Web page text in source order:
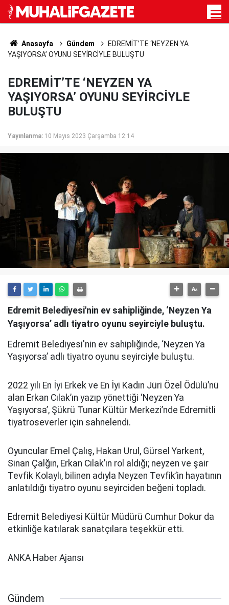
Anasayfa Gündem
EDREMİT’TE ‘NEYZEN YA
YAŞIYORSA’ OYUNU SEYİRCİYLE BULUŞTU
EDREMİT’TE ‘NEYZEN YA
YAŞIYORSA’ OYUNU SEYİRCİYLE
BULUŞTU
Yayınlanma: 10 Mayıs 2023 Çarşamba 12:14
Edremit Belediyesi'nin ev sahipliğinde, ‘Neyzen Ya
Yaşıyorsa’ adlı tiyatro oyunu seyirciyle buluştu.
Edremit Belediyesi'nin ev sahipliğinde, ‘Neyzen Ya
Yaşıyorsa’ adlı tiyatro oyunu seyirciyle buluştu.
2022 yılı En İyi Erkek ve En İyi Kadın Jüri Özel Ödülü’nü
alan Erkan Cılak’ın yazıp yönettiği ‘Neyzen Ya
Yaşıyorsa’, Şükrü Tunar Kültür Merkezi’nde Edremitli
tiyatroseverler için sahnelendi.
Oyuncular Emel Çalış, Hakan Urul, Gürsel Yarkent,
Sinan Çalğın, Erkan Cılak’ın rol aldığı; neyzen ve şair
Tevfik Kolaylı, bilinen adıyla Neyzen Tevfik’in hayatının
anlatıldığı tiyatro oyunu seyirciden beğeni topladı.
Edremit Belediyesi Kültür Müdürü Cumhur Dokur da
etkinliğe katılarak sanatçılara teşekkür etti.
ANKA Haber Ajansı
Gündem